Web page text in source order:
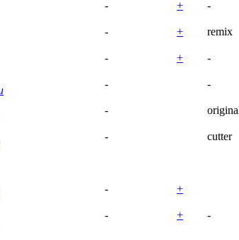
- + -
- + remix
- + -
- -
-
- cutter
- +
- + -